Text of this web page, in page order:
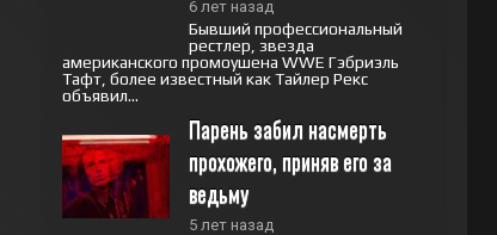
6 лет назад
Бывший профессиональный
рестлер, звезда
американского промоушена WWE Гэбриэль
Тафт, более известный как Тайлер Рекс
объявил...
Парень забил насмерть
прохожего, приняв его за
ведьму
5 лет назад